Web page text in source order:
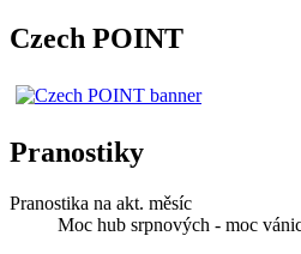
Czech POINT
Pranostiky
Pranostika na akt. měsíc
Moc hub srpnových - moc